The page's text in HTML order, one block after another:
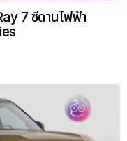
7 ซีดานไฟฟ้า